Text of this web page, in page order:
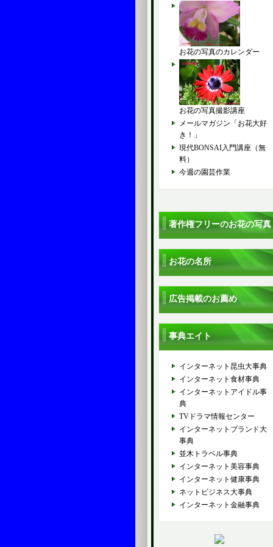
お花の写真のカレンダー
お花の写真撮影講座
メールマガジン「お花大好
き！」
現代BONSAI入門講座（無
料）
今週の園芸作業
著作権フリーのお花の写真
お花の名所
広告掲載のお薦め
事典エイト
インターネット昆虫大事典
インターネット食材事典
インターネットアイドル事
典
TVドラマ情報センター
インターネットブランド大
事典
並木トラベル事典
インターネット美容事典
インターネット健康事典
ネットビジネス大事典
インターネット金融事典